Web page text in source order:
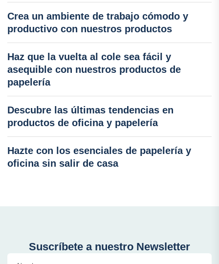
Crea un ambiente de trabajo cómodo y
productivo con nuestros productos
Haz que la vuelta al cole sea fácil y
asequible con nuestros productos de
papelería
Descubre las últimas tendencias en
productos de oficina y papelería
Hazte con los esenciales de papelería y
oficina sin salir de casa
Suscríbete a nuestro Newsletter